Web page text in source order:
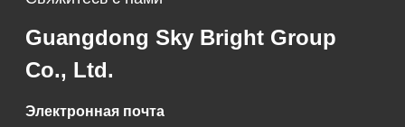
Guangdong Sky Bright Group
Co., Ltd.
Электронная почта